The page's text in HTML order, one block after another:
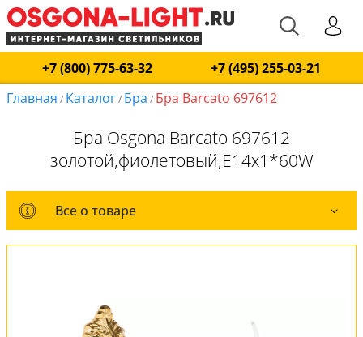
+7 (800) 775-63-32
+7 (495) 255-03-21
Главная / Каталог/ Бра / Бра Barcato 697612
Бра Osgona Barcato 697612
золотой,фиолетовый,E14x1*60W
Все о товаре
Все о товаре
Вся коллекция